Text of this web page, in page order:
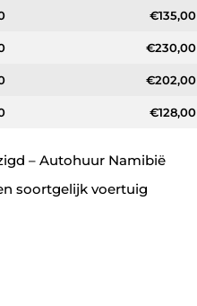
€135,00
€230,00
€202,00
€128,00
– Autohuur Namibië
soortgelijk voertuig